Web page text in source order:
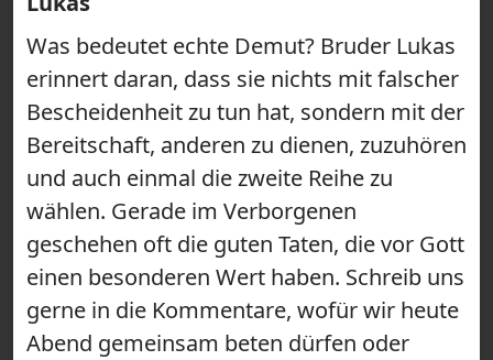
Was bedeutet echte Demut? Bruder Lukas
erinnert daran, dass sie nichts mit falscher
Bescheidenheit zu tun hat, sondern mit der
Bereitschaft, anderen zu dienen, zuzuhören
und auch einmal die zweite Reihe zu
wählen. Gerade im Verborgenen
geschehen oft die guten Taten, die vor Gott
einen besonderen Wert haben. Schreib uns
gerne in die Kommentare, wofür wir heute
Abend gemeinsam beten dürfen oder